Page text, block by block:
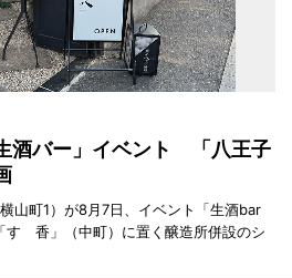
酒バー」イベント 「八王子
山町1）が8月7日、イベント「生酒bar
ゞ香」（中町）に置く醸造所併設のシ